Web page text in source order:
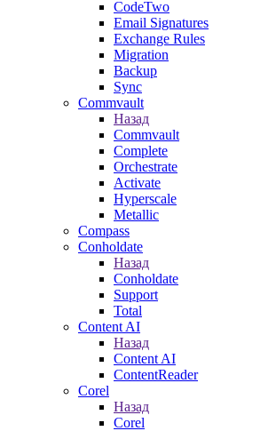
CodeTwo
Email Signatures
Exchange Rules
Migration
Backup
Sync
Commvault
Назад
Commvault
Complete
Orchestrate
Activate
Hyperscale
Metallic
Compass
Conholdate
Назад
Conholdate
Support
Total
Content AI
Назад
Content AI
ContentReader
Corel
Назад
Corel